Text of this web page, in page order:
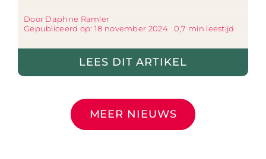
Door Daphne Ramler
Gepubliceerd op: 18 november 2024
0,7 min leestijd
LEES DIT ARTIKEL
MEER NIEUWS